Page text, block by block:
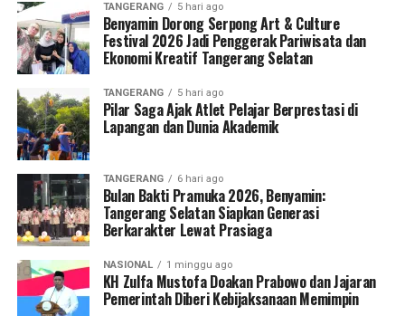
TANGERANG 5 hari ago
Benyamin Dorong Serpong Art & Culture
Festival 2026 Jadi Penggerak Pariwisata dan
Ekonomi Kreatif Tangerang Selatan
TANGERANG 5 hari ago
Pilar Saga Ajak Atlet Pelajar Berprestasi di
Lapangan dan Dunia Akademik
TANGERANG 6 hari ago
Bulan Bakti Pramuka 2026, Benyamin:
Tangerang Selatan Siapkan Generasi
Berkarakter Lewat Prasiaga
NASIONAL 1 minggu ago
KH Zulfa Mustofa Doakan Prabowo dan Jajaran
Pemerintah Diberi Kebijaksanaan Memimpin